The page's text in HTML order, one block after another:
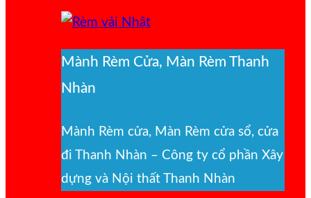
Mành Rèm Cửa, Màn Rèm Thanh
Nhàn
Mành Rèm cửa, Màn Rèm cửa sổ, cửa
đi Thanh Nhàn – Công ty cổ phần Xây
dựng và Nội thất Thanh Nhàn